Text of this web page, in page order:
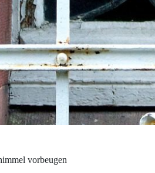
vorbeugen